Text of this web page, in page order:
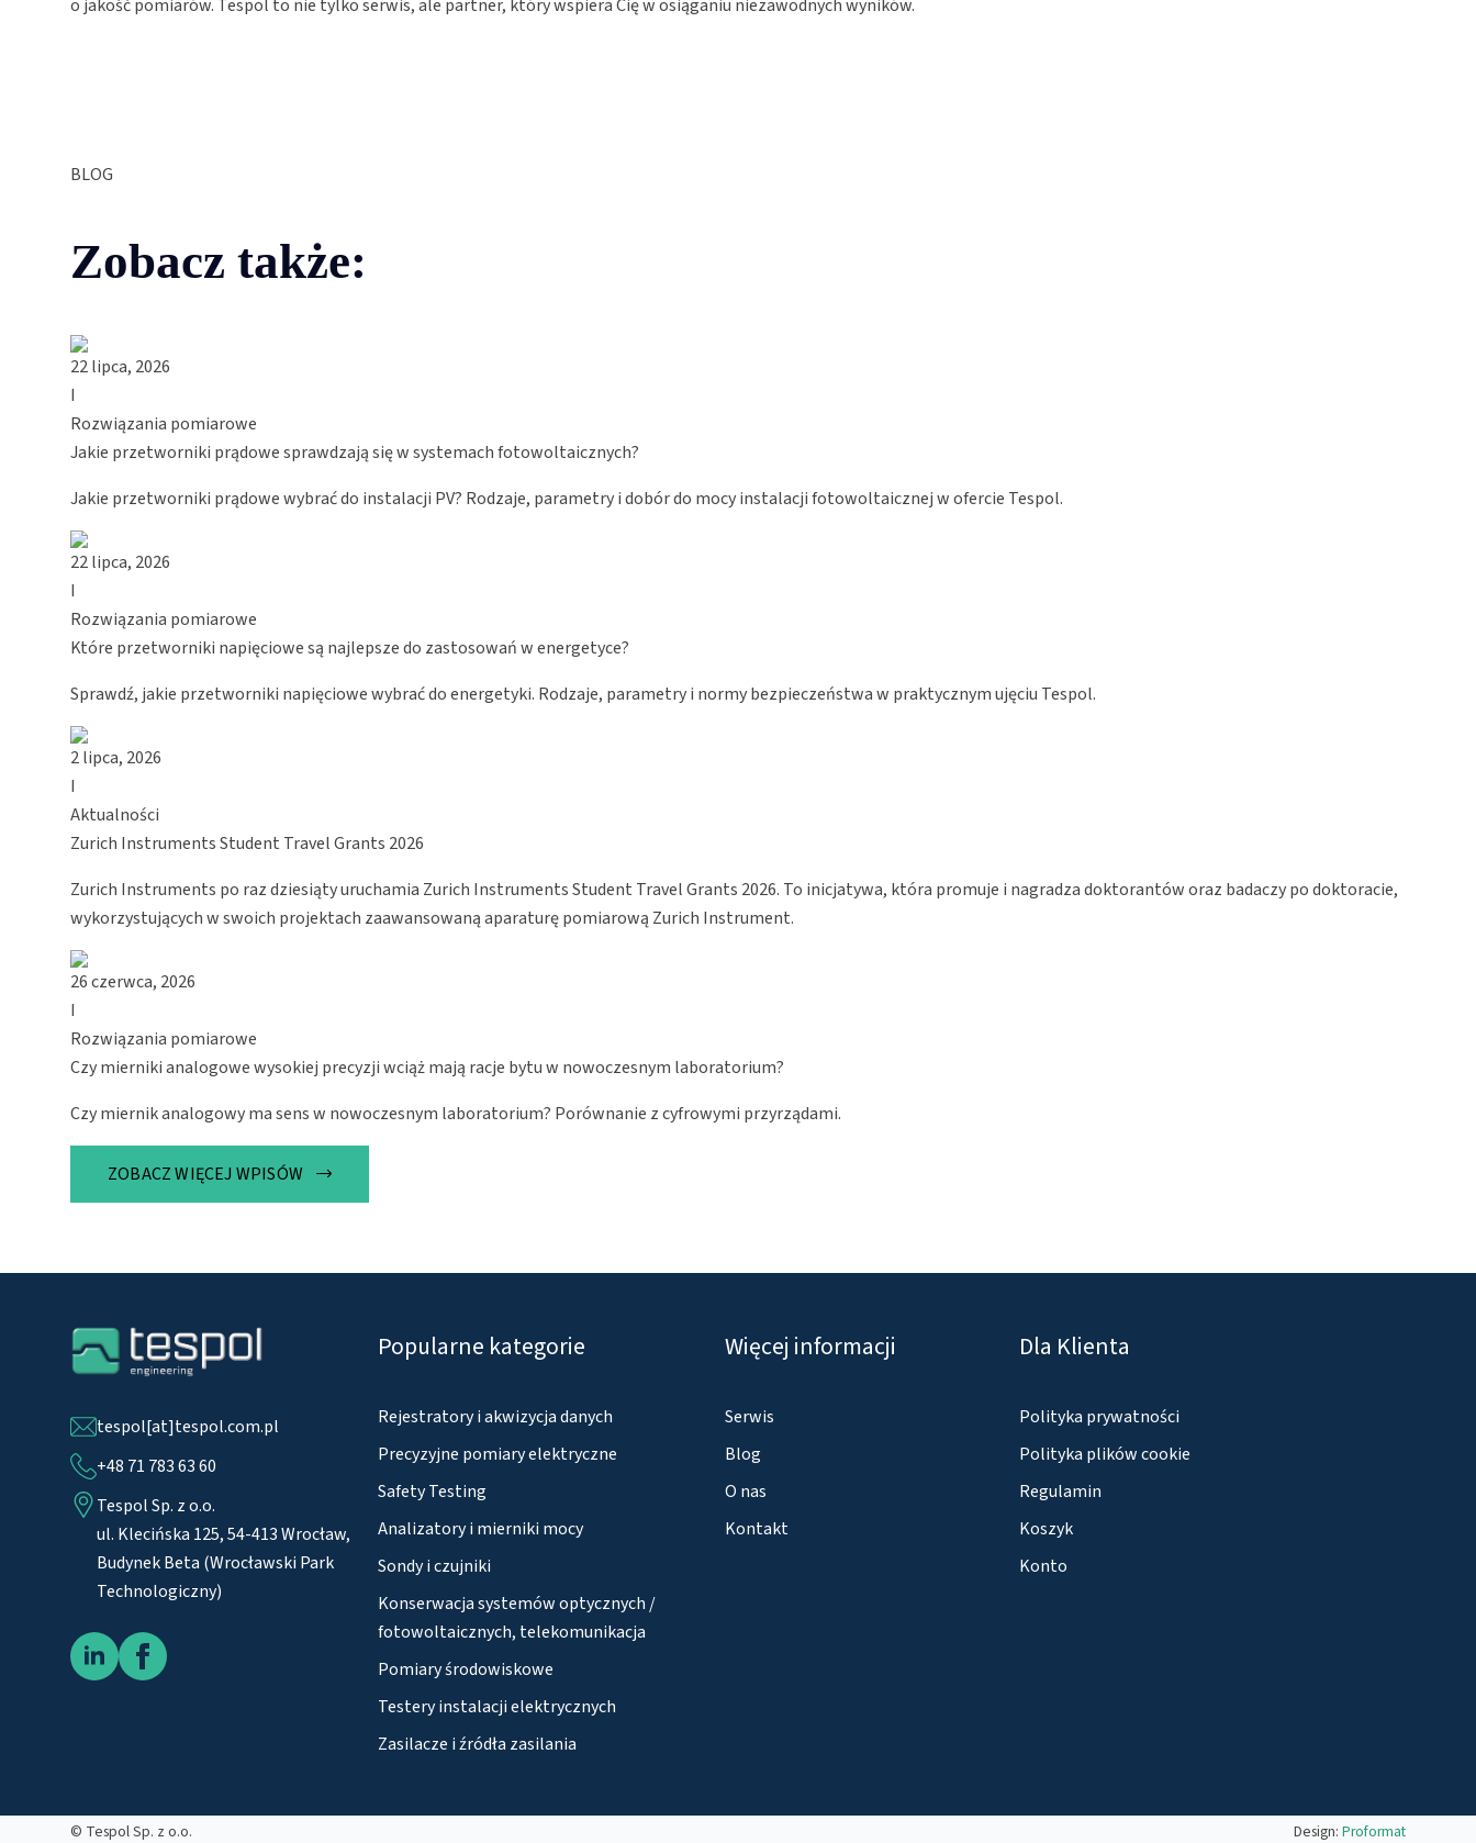
o jakość pomiarów. Tespol to nie tylko serwis, ale partner, który wspiera Cię w osiąganiu niezawodnych wyników.
BLOG
Zobacz także:
22 lipca, 2026
I
Rozwiązania pomiarowe
Jakie przetworniki prądowe sprawdzają się w systemach fotowoltaicznych?
Jakie przetworniki prądowe wybrać do instalacji PV? Rodzaje, parametry i dobór do mocy instalacji fotowoltaicznej w ofercie Tespol.
22 lipca, 2026
I
Rozwiązania pomiarowe
Które przetworniki napięciowe są najlepsze do zastosowań w energetyce?
Sprawdź, jakie przetworniki napięciowe wybrać do energetyki. Rodzaje, parametry i normy bezpieczeństwa w praktycznym ujęciu Tespol.
2 lipca, 2026
I
Aktualności
Zurich Instruments Student Travel Grants 2026
Zurich Instruments po raz dziesiąty uruchamia Zurich Instruments Student Travel Grants 2026. To inicjatywa, która promuje i nagradza doktorantów oraz badaczy po doktoracie,
wykorzystujących w swoich projektach zaawansowaną aparaturę pomiarową Zurich Instrument.
26 czerwca, 2026
I
Rozwiązania pomiarowe
Czy mierniki analogowe wysokiej precyzji wciąż mają racje bytu w nowoczesnym laboratorium?
Czy miernik analogowy ma sens w nowoczesnym laboratorium? Porównanie z cyfrowymi przyrządami.
ZOBACZ WIĘCEJ WPISÓW
tespol[at]tespol.com.pl
+48 71 783 63 60
Tespol Sp. z o.o.
ul. Klecińska 125, 54-413 Wrocław,
Budynek Beta (Wrocławski Park
Technologiczny)
Popularne kategorie
Rejestratory i akwizycja danych
Precyzyjne pomiary elektryczne
Safety Testing
Analizatory i mierniki mocy
Sondy i czujniki
Konserwacja systemów optycznych /
fotowoltaicznych, telekomunikacja
Pomiary środowiskowe
Testery instalacji elektrycznych
Zasilacze i źródła zasilania
Więcej informacji
Serwis
Blog
O nas
Kontakt
Dla Klienta
Polityka prywatności
Polityka plików cookie
Regulamin
Koszyk
Konto
© Tespol Sp. z o.o. Design: Proformat